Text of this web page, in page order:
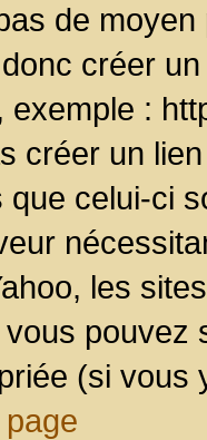
de
créer
:
créer un
celui-ci
les
pouvez
(si vous